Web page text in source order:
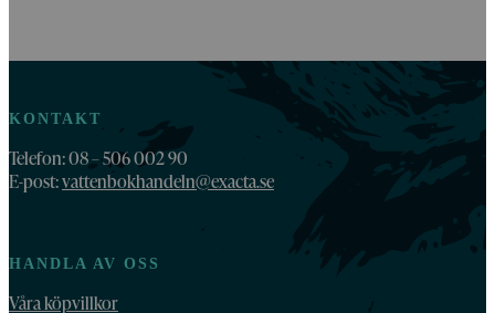
KONTAKT
Telefon: 08 – 506 002 90
E-post:vattenbokhandeln@exacta.se
HANDLA AV OSS
Våra köpvillkor